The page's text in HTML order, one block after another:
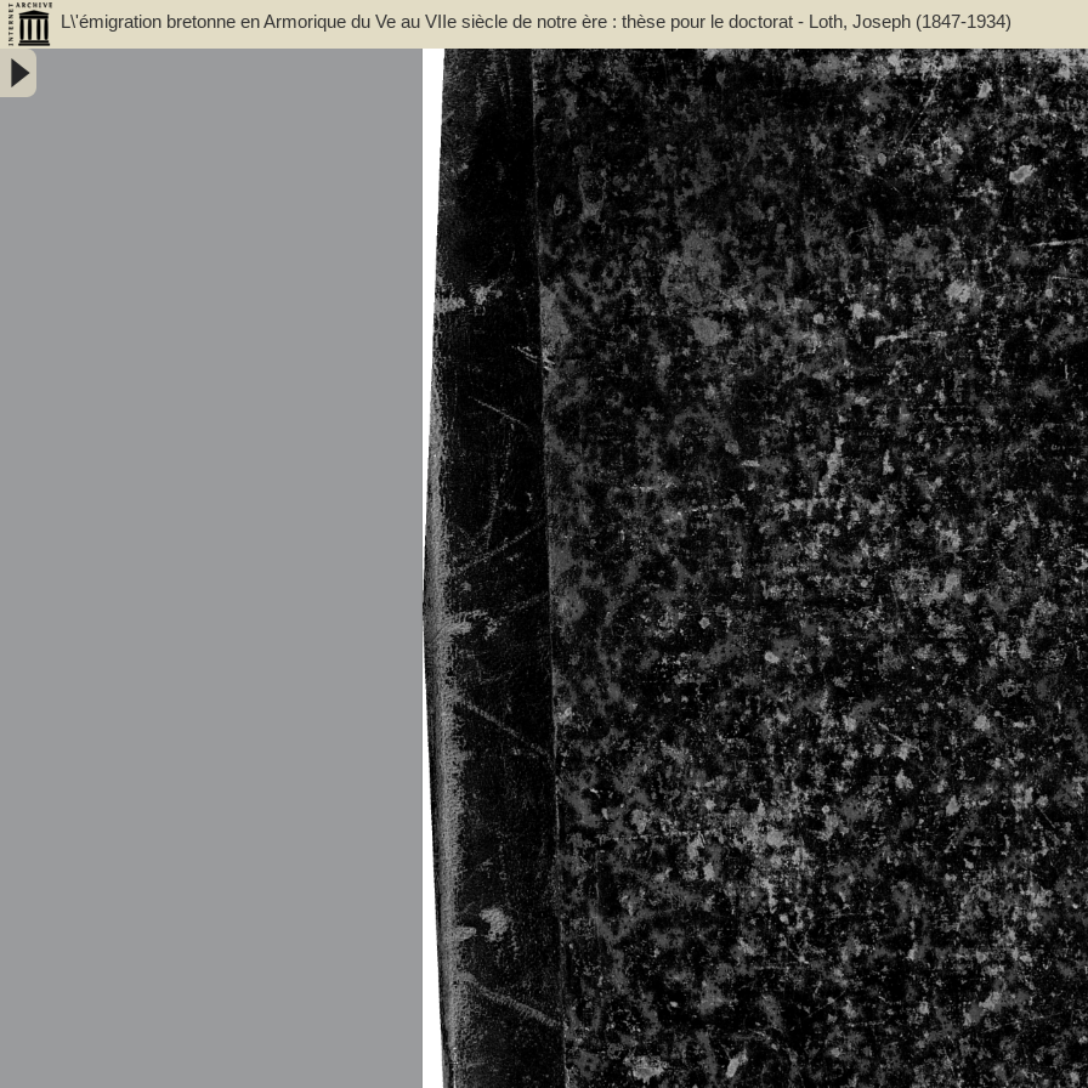
L\'émigration bretonne en Armorique du Ve au VIIe siècle de notre ère : thèse pour le doctorat - Loth, Joseph (1847-1934)